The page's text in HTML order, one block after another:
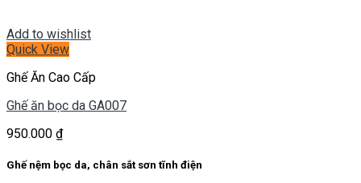
Add to wishlist
Quick View
Ghế Ăn Cao Cấp
Ghế ăn bọc da GA007
950.000 ₫
Ghế nệm bọc da, chân sắt sơn tĩnh điện